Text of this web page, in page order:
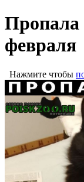
Пропала
февраля
Нажмите чтобы